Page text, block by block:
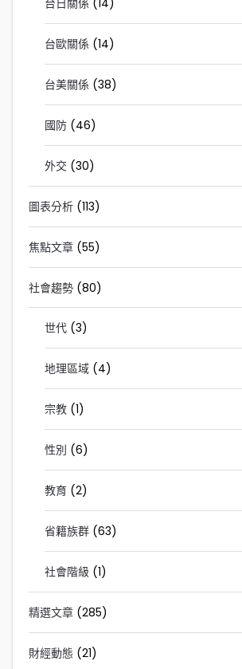
台歐關係 (14)
台美關係 (38)
國防 (46)
外交 (30)
圖表分析 (113)
焦點文章 (55)
社會趨勢 (80)
世代 (3)
地理區域 (4)
宗教 (1)
性別 (6)
教育 (2)
省籍族群 (63)
社會階級 (1)
精選文章 (285)
財經動態 (21)